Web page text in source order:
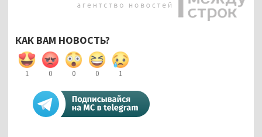
КАК ВАМ НОВОСТЬ?
1 0 0 0 1